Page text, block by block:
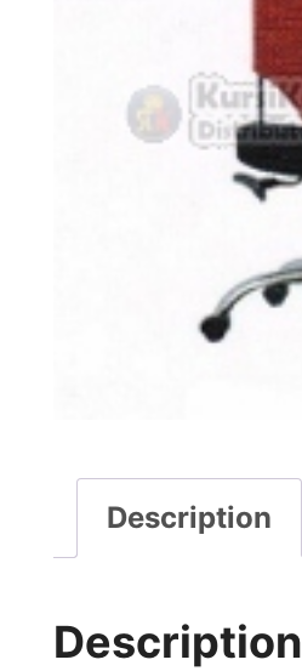
Description
Description